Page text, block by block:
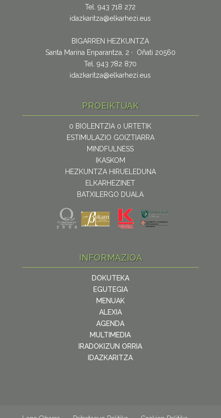
Tel. 943 718 272
idazkaritza@elkarhezi.eus
BIGARREN HEZKUNTZA
Santa Marina Enparantza, 2 · Oñati 20560
Tel. 943 782 870
idazkaritza@elkarhezi.eus
PROEIKTUAK
0 BIOLENTZIA 0 URTETIK
ESTIMULAZIO GOIZTIARRA
MINDFULNESS
IKASKOM
HEZKUNTZA HIRUELEDUNA
ELKARHEZINET
BATXILERGO DUALA
INFORMAZIOA
DOKUTEKA
EGUTEGIA
MENUAK
ALEXIA
AGENDA
MULTIMEDIA
IRADOKIZUN ORRIA
IDAZKARITZA